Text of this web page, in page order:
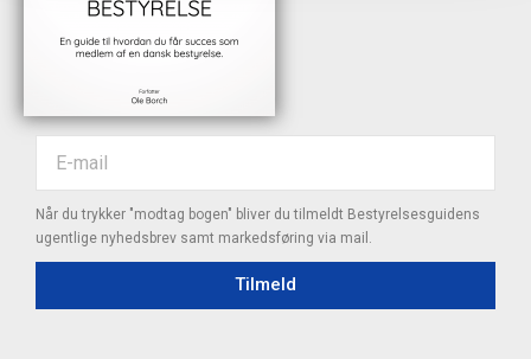
Når du trykker "modtag bogen" bliver du tilmeldt Bestyrelsesguidens
ugentlige nyhedsbrev samt markedsføring via mail.
Tilmeld